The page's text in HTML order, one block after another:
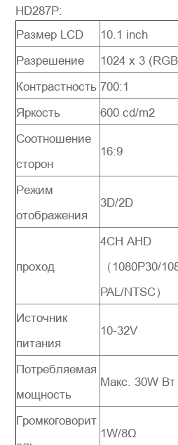
HD287P:
Размер LCD
10.1 inch
Разрешение
1024 x 3
Контрастность 700:1
Яркость
600 cd/m2
Соотношение
сторон
16:9
Режим
отображения
3D/2D
проход
4CH AHD
（1080P30/
PAL/NTSC）
Источник
питания
10-32V
Потребляемая
мощность
Макс. 30W Вт
Громкоговорит
1W/8Ω